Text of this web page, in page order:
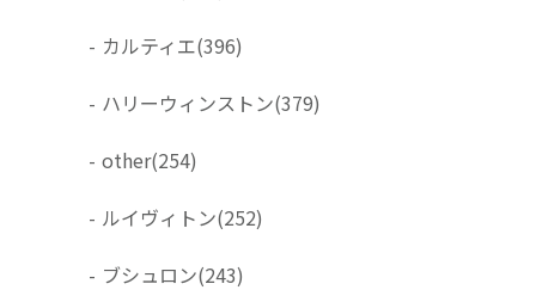
- カルティエ(396)
- ハリーウィンストン(379)
- other(254)
- ルイヴィトン(252)
- ブシュロン(243)